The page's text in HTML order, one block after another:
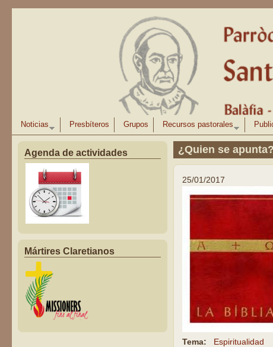
Noticias Presbíteros Grupos Recursos pastorales
Agenda de actividades
Mártires Claretianos
¿Quien se apunta?
25/01/2017
Tema: Espiritualidad